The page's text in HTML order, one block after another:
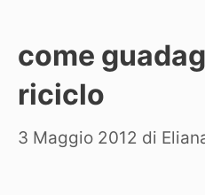
come
riciclo
3 Maggio 2012 di